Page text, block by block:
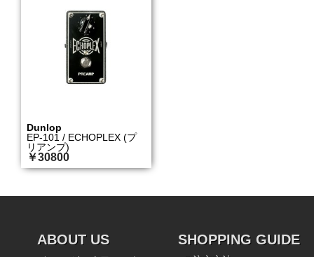
Dunlop
EP-101 / ECHOPLEX (プ
リアンプ)
￥30800
ABOUT US SHOPPING GUIDE